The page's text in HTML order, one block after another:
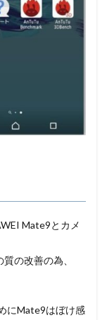
Mate9とカメ
の改善の為、
にMate9はぼけ感